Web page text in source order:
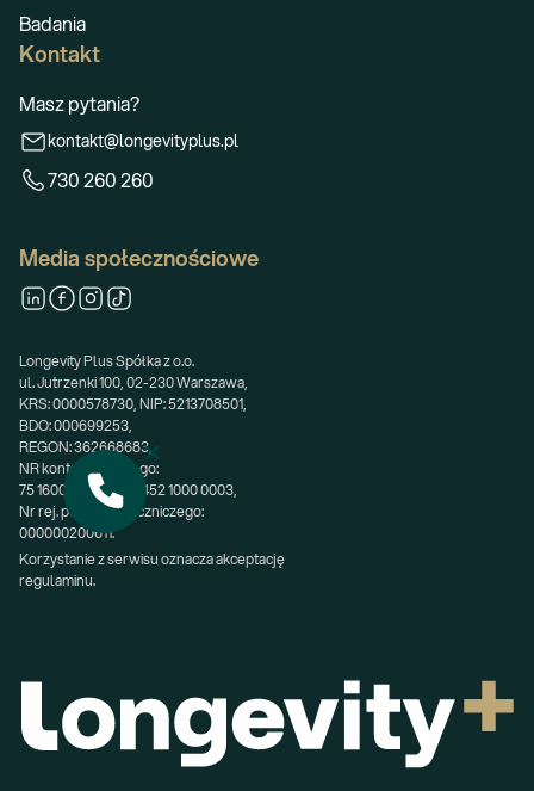
Badania
Kontakt
Masz pytania?
kontakt@longevityplus.pl
730 260 260
Media społecznościowe
Longevity Plus Spółka z o.o.
ul. Jutrzenki 100, 02-230 Warszawa,
KRS: 0000578730, NIP: 5213708501,
BDO: 000699253,
REGON: 362668683,
NR konta bankowego:
75 1600 0003 1741 2452 1000 0003,
Nr rej. podmiotu leczniczego:
000000200611.
Korzystanie z serwisu oznacza akceptację
regulaminu.